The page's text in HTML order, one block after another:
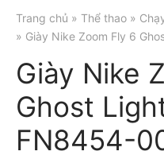
Trang chủ » Thể thao »
» Giày Nike Zoom Fly 6
Giày Nike
Ghost
FN8454-